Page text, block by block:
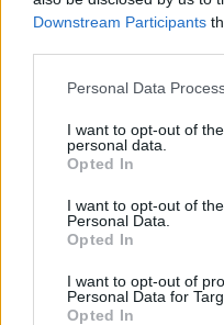
Downstream Participants
Personal Data
I want to opt-out of
personal data.
Opted In
I want to opt-out of
Personal Data.
Opted In
I want to opt-out of
Personal Data for
Opted In
sajtóközleményében.
indított annak
bevezetett egyes
magánszemély tőzsdei
tiltott bennfentes
feltárt bizonyítékok
magánszemély bizonyos
KEDVES